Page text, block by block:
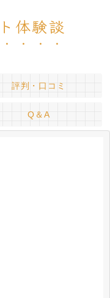
体験談
評判・口コミ
Q＆A